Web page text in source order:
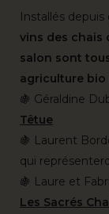
Installés
vins des chais
salon sont
agriculture bio
🍇 Géraldine
Têtue
🍇 Laurent
qui
🍇 Laure et
Les Sacrés